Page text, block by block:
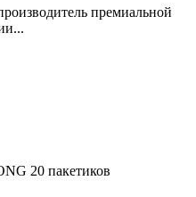
премиальной
20 пакетиков